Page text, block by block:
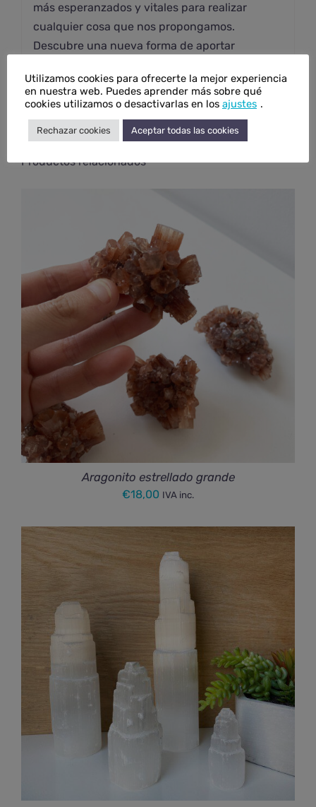
más esperanzados y vitales para realizar
cualquier cosa que nos propongamos.
Descubre una nueva forma de aportar
Productos relacionados
Aragonito estrellado grande
€18,00 IVA inc.
Utilizamos cookies para ofrecerte la mejor experiencia
en nuestra web. Puedes aprender más sobre qué
cookies utilizamos o desactivarlas en los ajustes .
Rechazar cookies Aceptar todas las cookies